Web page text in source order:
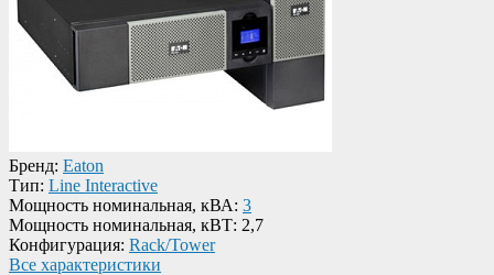
Бренд: Eaton
Тип: Line Interactive
Мощность номинальная, кВА: 3
Мощность номинальная, кВТ: 2,7
Конфигурация: Rack/Tower
Все характеристики